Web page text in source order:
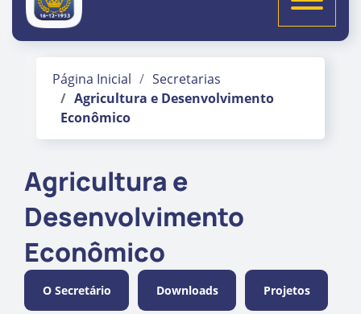
Página Inicial
Secretarias
Agricultura e Desenvolvimento
Econômico
Agricultura e
Desenvolvimento
Econômico
O Secretário Downloads Projetos